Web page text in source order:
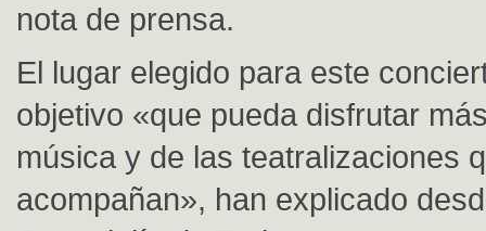
nota de prensa.
El lugar elegido para este
objetivo «que pueda disfrutar
música y de las teatralizaciones
acompañan», han explicado